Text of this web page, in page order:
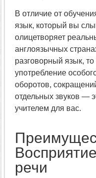
В отличие от
язык, который вы
олицетворяет
англоязычных
разговорный язык,
употребление
оборотов,
отдельных звуков —
учителем для вас.
речи